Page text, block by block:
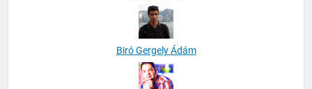
Biró Gergely Ádám